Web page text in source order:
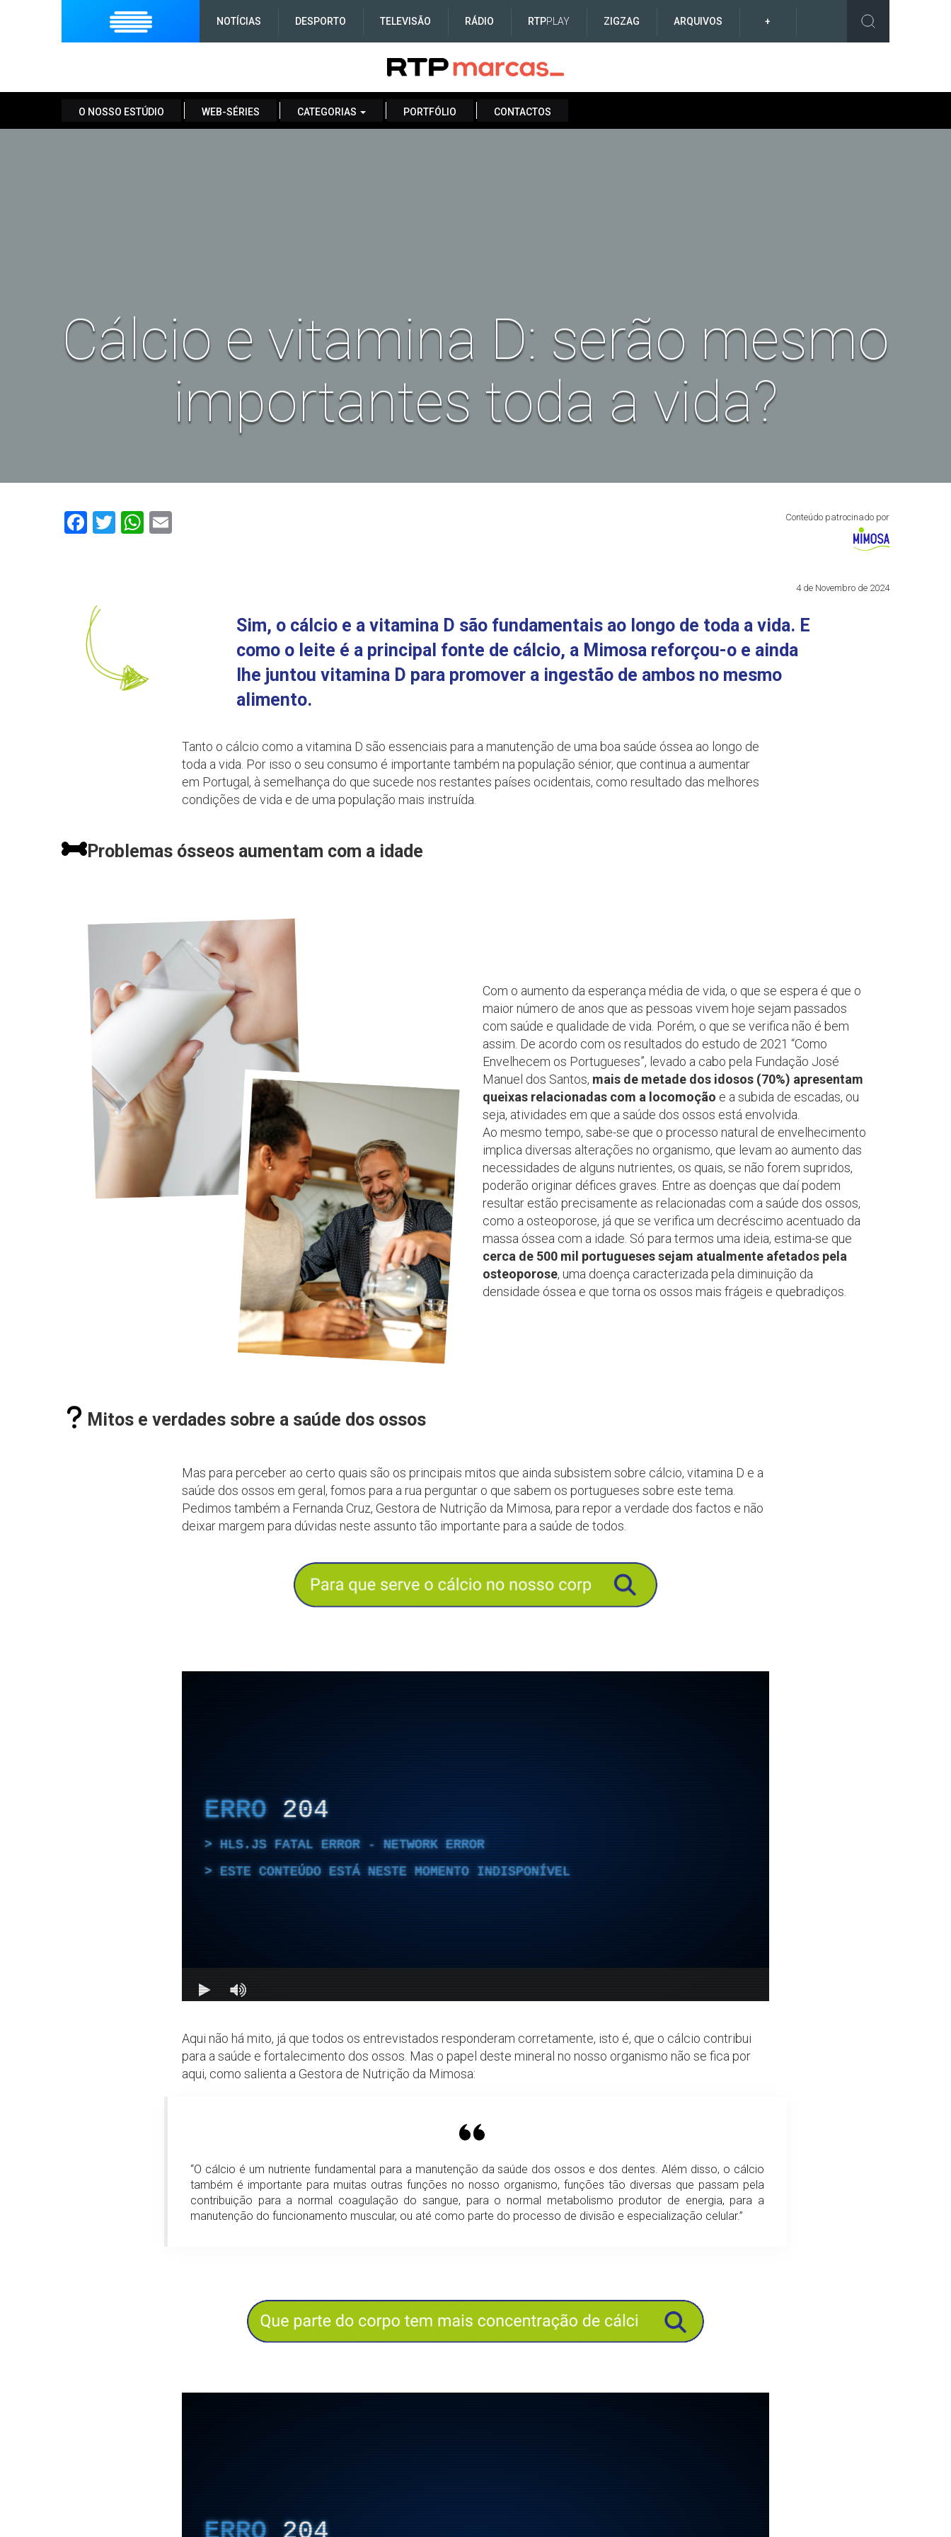
NOTÍCIAS DESPORTO TELEVISÃO RÁDIO RTPPLAY ZIGZAG ARQUIVOS +
O NOSSO ESTÚDIO WEB-SÉRIES CATEGORIAS PORTFÓLIO CONTACTOS
Cálcio e vitamina D: serão mesmo
importantes toda a vida?
Facebook
TwitterWhatsApp Conteúdo patrocinado por
4 de Novembro de 2024
Sim, o cálcio e a vitamina D são fundamentais ao longo de toda a vida. E
como o leite é a principal fonte de cálcio, a Mimosa reforçou-o e ainda
lhe juntou vitamina D para promover a ingestão de ambos no mesmo
alimento.
Tanto o cálcio como a vitamina D são essenciais para a manutenção de uma boa saúde óssea ao longo de
toda a vida. Por isso o seu consumo é importante também na população sénior, que continua a aumentar
em Portugal, à semelhança do que sucede nos restantes países ocidentais, como resultado das melhores
condições de vida e de uma população mais instruída.
Problemas ósseos aumentam com a idade
Com o aumento da esperança média de vida, o que se espera é que o
maior número de anos que as pessoas vivem hoje sejam passados
com saúde e qualidade de vida. Porém, o que se verifica não é bem
assim. De acordo com os resultados do estudo de 2021 “Como
Envelhecem os Portugueses”, levado a cabo pela Fundação José
Manuel dos Santos, mais de metade dos idosos (70%) apresentam
queixas relacionadas com a locomoção e a subida de escadas, ou
seja, atividades em que a saúde dos ossos está envolvida.
Ao mesmo tempo, sabe-se que o processo natural de envelhecimento
implica diversas alterações no organismo, que levam ao aumento das
necessidades de alguns nutrientes, os quais, se não forem supridos,
poderão originar défices graves. Entre as doenças que daí podem
resultar estão precisamente as relacionadas com a saúde dos ossos,
como a osteoporose, já que se verifica um decréscimo acentuado da
massa óssea com a idade. Só para termos uma ideia, estima-se que
cerca de 500 mil portugueses sejam atualmente afetados pela
osteoporose, uma doença caracterizada pela diminuição da
densidade óssea e que torna os ossos mais frágeis e quebradiços.
Mitos e verdades sobre a saúde dos ossos
Mas para perceber ao certo quais são os principais mitos que ainda subsistem sobre cálcio, vitamina D e a
saúde dos ossos em geral, fomos para a rua perguntar o que sabem os portugueses sobre este tema.
Pedimos também a Fernanda Cruz, Gestora de Nutrição da Mimosa, para repor a verdade dos factos e não
deixar margem para dúvidas neste assunto tão importante para a saúde de todos.
Aqui não há mito, já que todos os entrevistados responderam corretamente, isto é, que o cálcio contribui
para a saúde e fortalecimento dos ossos. Mas o papel deste mineral no nosso organismo não se fica por
aqui, como salienta a Gestora de Nutrição da Mimosa:
“O cálcio é um nutriente fundamental para a manutenção da saúde dos ossos e dos dentes. Além disso, o cálcio
também é importante para muitas outras funções no nosso organismo, funções tão diversas que passam pela
contribuição para a normal coagulação do sangue, para o normal metabolismo produtor de energia, para a
manutenção do funcionamento muscular, ou até como parte do processo de divisão e especialização celular.”